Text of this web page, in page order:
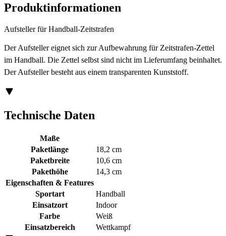
Produktinformationen
Aufsteller für Handball-Zeitstrafen
Der Aufsteller eignet sich zur Aufbewahrung für Zeitstrafen-Zettel
im Handball. Die Zettel selbst sind nicht im Lieferumfang beinhaltet.
Der Aufsteller besteht aus einem transparenten Kunststoff.
Technische Daten
Maße
Paketlänge
18,2 cm
Paketbreite
10,6 cm
Pakethöhe
14,3 cm
Eigenschaften & Features
Sportart
Handball
Einsatzort
Indoor
Farbe
Weiß
Einsatzbereich
Wettkampf